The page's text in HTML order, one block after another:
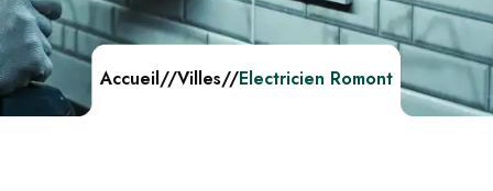
Accueil//Villes//Electricien Romont